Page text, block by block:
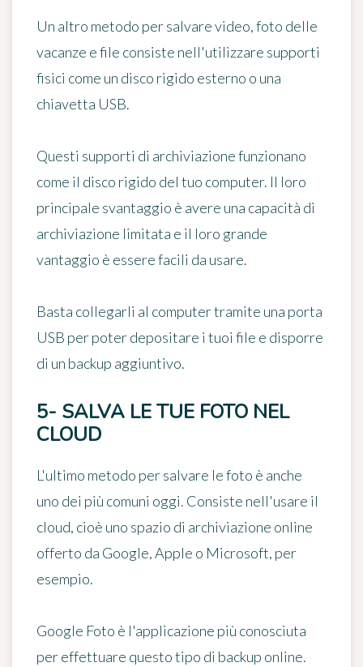
Un altro metodo per salvare video, foto delle
vacanze e file consiste nell'utilizzare supporti
fisici come un disco rigido esterno o una
chiavetta USB.
Questi supporti di archiviazione funzionano
come il disco rigido del tuo computer. Il loro
principale svantaggio è avere una capacità di
archiviazione limitata e il loro grande
vantaggio è essere facili da usare.
Basta collegarli al computer tramite una porta
USB per poter depositare i tuoi file e disporre
di un backup aggiuntivo.
5- SALVA LE TUE FOTO NEL
CLOUD
L'ultimo metodo per salvare le foto è anche
uno dei più comuni oggi. Consiste nell'usare il
cloud, cioè uno spazio di archiviazione online
offerto da Google, Apple o Microsoft, per
esempio.
Google Foto è l'applicazione più conosciuta
per effettuare questo tipo di backup online.